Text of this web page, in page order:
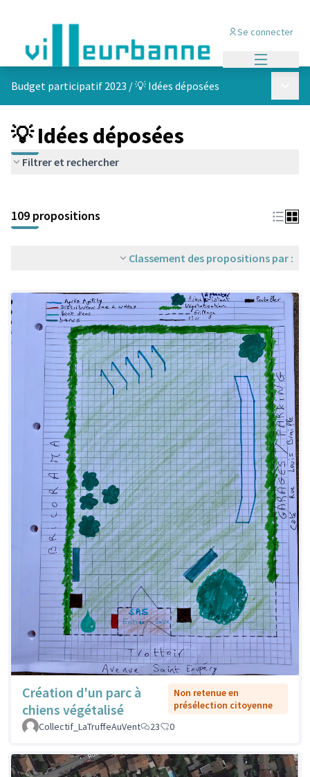
Se connecter
Budget participatif 2023 /💡 Idées déposées
💡 Idées déposées
Filtrer et rechercher
+
−
109 propositions
Classement des propositions par :
Création d'un parc à
chiens végétalisé
Non retenue en
présélection citoyenne
Collectif_LaTruffeAuVent
23 0